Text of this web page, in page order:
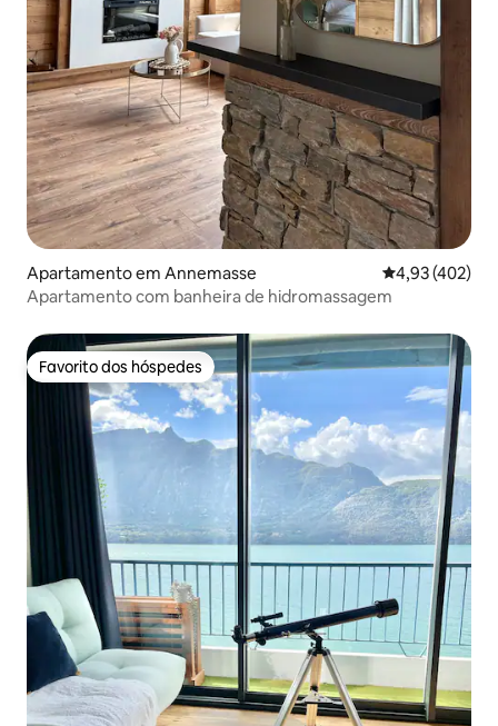
Apartamento em Annemasse Classificação
4,93 (402)
Apartamento com banheira de hidromassagem
Favorito dos hóspedes
Favorito dos hóspedes